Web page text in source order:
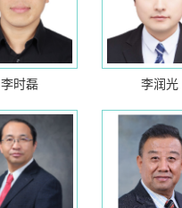
李时磊 李润光